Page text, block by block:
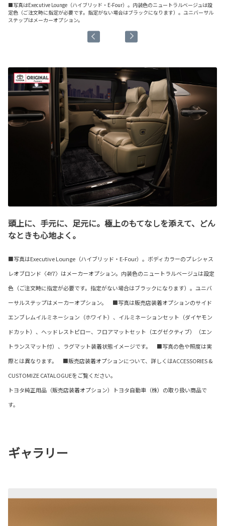
■写真はExecutive Lounge（ハイブリッド・E-Four）。内装色のニュートラルベージュは設
定色（ご注文時に指定が必要です。指定がない場合はブラックになります）。ユニバーサル
ステップはメーカーオプション。
頭上に、手元に、足元に。極上のもてなしを添えて、どん
なときも心地よく。
■写真はExecutive Lounge（ハイブリッド・E-Four）。ボディカラーのプレシャス
レオブロンド〈4Y7〉はメーカーオプション。内装色のニュートラルベージュは設定
色（ご注文時に指定が必要です。指定がない場合はブラックになります）。ユニバ
ーサルステップはメーカーオプション。 ■写真は販売店装着オプションのサイド
エンブレムイルミネーション（ホワイト）、イルミネーションセット（ダイヤモン
ドカット）、ヘッドレストピロー、フロアマットセット（エグゼクティブ）（エン
トランスマット付）、ラグマット装着状態イメージです。 ■写真の色や照度は実
際とは異なります。 ■販売店装着オプションについて、詳しくはACCESSORIES &
CUSTOMIZE CATALOGUEをご覧ください。
トヨタ純正用品（販売店装着オプション）トヨタ自動車（株）の取り扱い商品で
す。
ギャラリー